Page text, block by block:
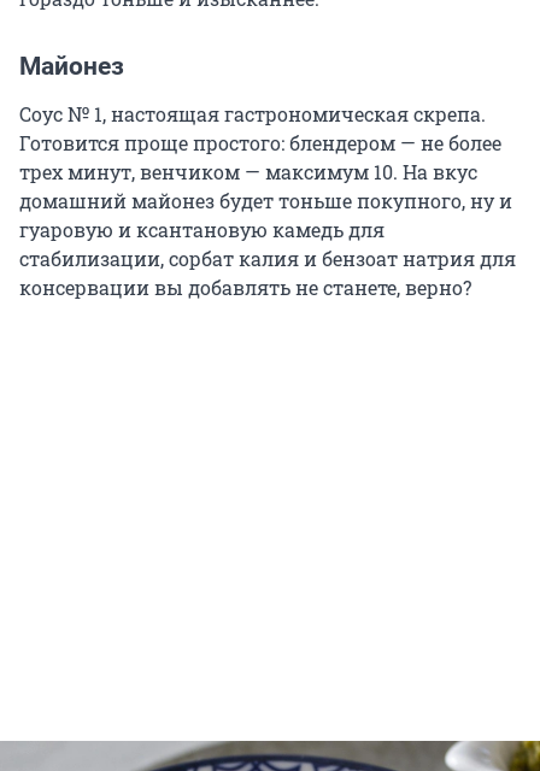
Майонез
Соус № 1, настоящая гастрономическая скрепа.
Готовится проще простого: блендером — не более
трех минут, венчиком — максимум 10. На вкус
домашний майонез будет тоньше покупного, ну и
гуаровую и ксантановую камедь для
стабилизации, сорбат калия и бензоат натрия для
консервации вы добавлять не станете, верно?